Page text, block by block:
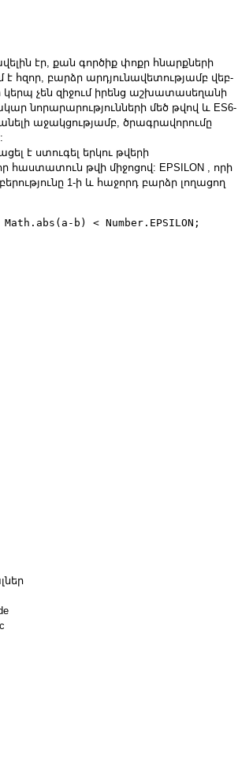
էր, քան գործիք փոքր հնարքների
է հզոր, բարձր արդյունավետությամբ վեբ-
կերպ չեն զիջում իրենց աշխատասեղանի
նորարարությունների մեծ թվով և ES6-
աջակցությամբ, ծրագրավորումը
է ստուգել երկու թվերի
հաստատուն թվի միջոցով: EPSILON , որի
1-ի և հաջորդ բարձր լողացող
b) < Number.EPSILON;